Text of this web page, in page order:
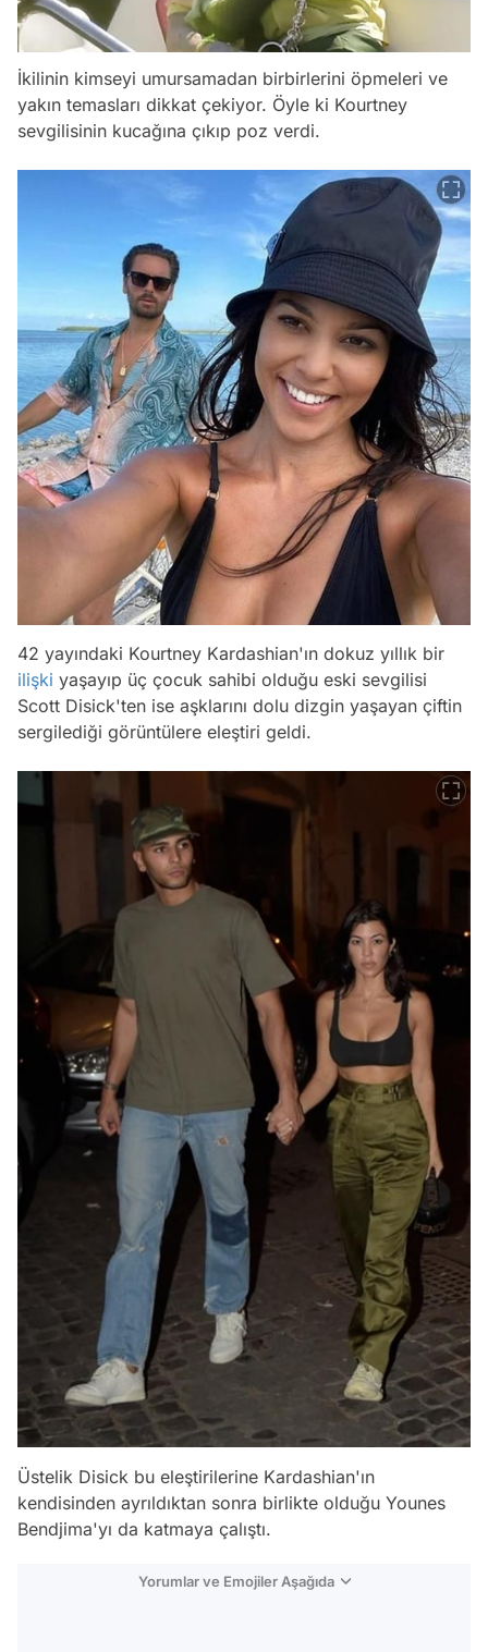
İkilinin kimseyi umursamadan birbirlerini öpmeleri ve
yakın temasları dikkat çekiyor. Öyle ki Kourtney
sevgilisinin kucağına çıkıp poz verdi.
42 yayındaki Kourtney Kardashian'ın dokuz yıllık bir
ilişki yaşayıp üç çocuk sahibi olduğu eski sevgilisi
Scott Disick'ten ise aşklarını dolu dizgin yaşayan çiftin
sergilediği görüntülere eleştiri geldi.
Üstelik Disick bu eleştirilerine Kardashian'ın
kendisinden ayrıldıktan sonra birlikte olduğu Younes
Bendjima'yı da katmaya çalıştı.
Yorumlar ve Emojiler Aşağıda